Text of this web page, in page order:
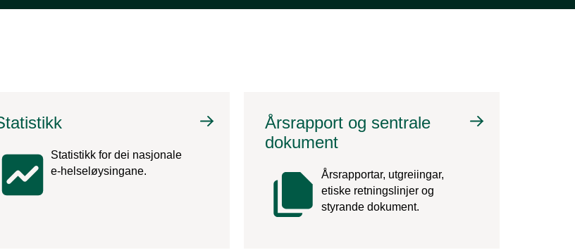
Statistikk for dei nasjonale
e-helseløysingane.
Årsrapport og sentrale
dokument
Årsrapportar, utgreiingar,
etiske retningslinjer og
styrande dokument.